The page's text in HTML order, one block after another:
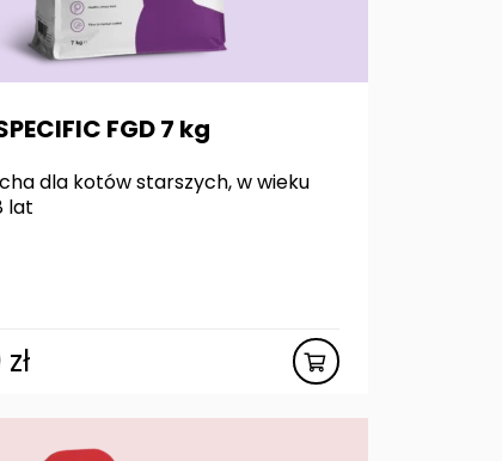
FGD 7 kg
dla kotów starszych, w wieku
lat
zł